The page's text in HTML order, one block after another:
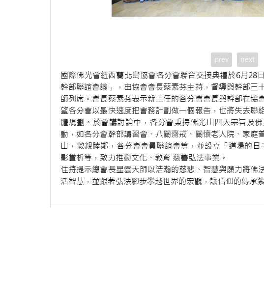
prev next
國際佛光會紐西蘭北島協會各分會聯合交接典禮於6月28
幹部聯誼會議」，由協會會長蔡素芬主持，督導與幹部三
師列席。會長蔡素芬表示新上任的各分會會長與幹部在協
望各分會以最快速度把會務計劃做一個報告，也將失去聯
體規劃。於會議討論中，各分會秉持佛光山四大宗旨及
動，如各分會幹部講習會、八關齋戒、關懷老人院、家庭
山，敦親睦鄰，各分會會員聯誼會等，並設立「道場的
影賞析等，致力推動文化、教育 慈善弘法事業。
住持提示總會長星雲大師以浩瀚的慈悲、智慧與願力將佛
活智慧，並跟著弘法腳步攀越世界的宏觀，讓信仰的傳承